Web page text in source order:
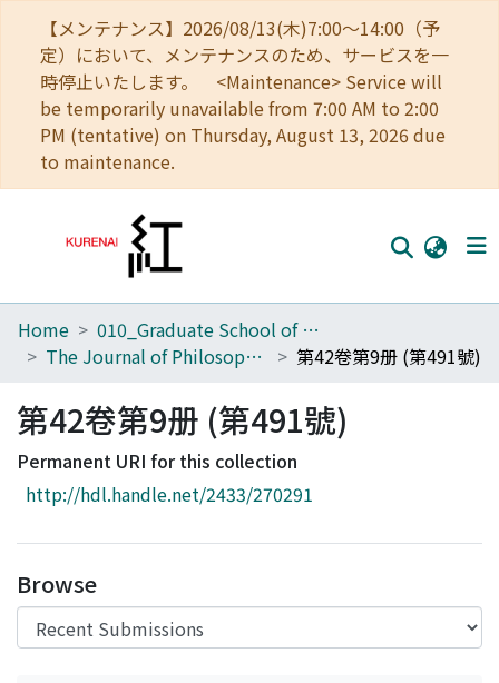
【メンテナンス】2026/08/13(木)7:00～14:00（予
定）において、メンテナンスのため、サービスを一
時停止いたします。 <Maintenance> Service will
be temporarily unavailable from 7:00 AM to 2:00
PM (tentative) on Thursday, August 13, 2026 due
to maintenance.
Home
Browse
Download Ranking
Access Statistics
Home
010_Graduate School of Letters
The Journal of Philosophical Studies
第42卷第9册 (第491號)
第42卷第9册 (第491號)
Permanent URI for this collection
http://hdl.handle.net/2433/270291
Browse